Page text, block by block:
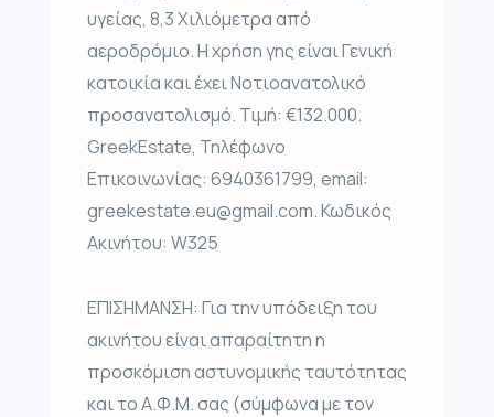
υγείας, 8,3 Χιλιόμετρα από
αεροδρόμιο. Η χρήση γης είναι Γενική
κατοικία και έχει Νοτιοανατολικό
προσανατολισμό. Τιμή: €132.000.
GreekEstate, Τηλέφωνο
Επικοινωνίας: 6940361799, email:
greekestate.eu@gmail.com. Κωδικός
Ακινήτου: W325
ΕΠΙΣΗΜΑΝΣΗ: Για την υπόδειξη του
ακινήτου είναι απαραίτητη η
προσκόμιση αστυνομικής ταυτότητας
και το Α.Φ.Μ. σας (σύμφωνα με τον